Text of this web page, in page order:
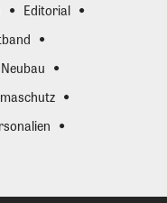
Editorial
Neubau